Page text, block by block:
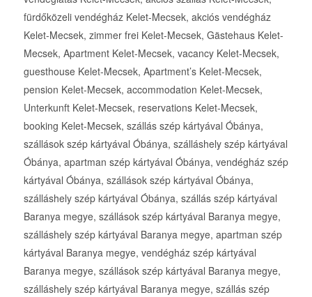
fürdőközeli vendégház Kelet-Mecsek, akciós vendégház
Kelet-Mecsek, zimmer frei Kelet-Mecsek, Gästehaus Kelet-
Mecsek, Apartment Kelet-Mecsek, vacancy Kelet-Mecsek,
guesthouse Kelet-Mecsek, Apartment’s Kelet-Mecsek,
pension Kelet-Mecsek, accommodation Kelet-Mecsek,
Unterkunft Kelet-Mecsek, reservations Kelet-Mecsek,
booking Kelet-Mecsek, szállás szép kártyával Óbánya,
szállások szép kártyával Óbánya, szálláshely szép kártyával
Óbánya, apartman szép kártyával Óbánya, vendégház szép
kártyával Óbánya, szállások szép kártyával Óbánya,
szálláshely szép kártyával Óbánya, szállás szép kártyával
Baranya megye, szállások szép kártyával Baranya megye,
szálláshely szép kártyával Baranya megye, apartman szép
kártyával Baranya megye, vendégház szép kártyával
Baranya megye, szállások szép kártyával Baranya megye,
szálláshely szép kártyával Baranya megye, szállás szép